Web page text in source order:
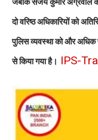
दो वरिष्ठ अधिकारियों को
पुलिस व्यवस्था को और अधिक
से किया गया है। IPS-